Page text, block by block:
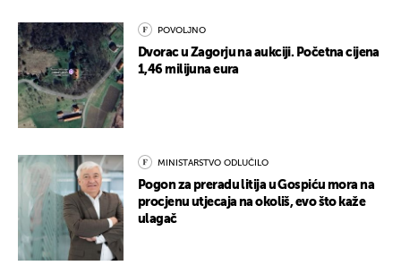
POVOLJNO
Dvorac u Zagorju na aukciji. Početna cijena
1,46 milijuna eura
MINISTARSTVO ODLUČILO
Pogon za preradu litija u Gospiću mora na
procjenu utjecaja na okoliš, evo što kaže
ulagač